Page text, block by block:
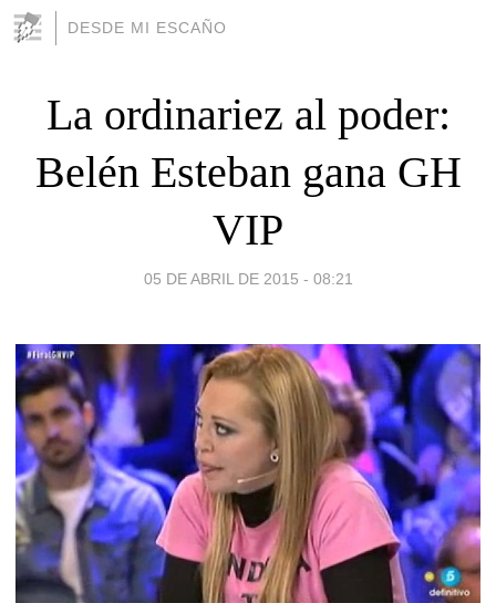
DESDE MI ESCAÑO
La ordinariez al poder:
Belén Esteban gana GH
VIP
05 DE ABRIL DE 2015 - 08:21